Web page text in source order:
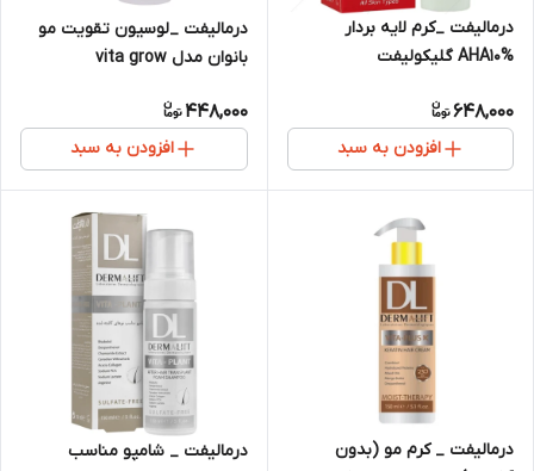
درمالیفت _کرم لایه بردار
AHA10% گلیکولیفت
648,000
افزودن به سبد
درمالیفت _لوسیون تقویت مو
بانوان مدل vita grow
448,000
افزودن به سبد
درمالیفت _ کرم مو (بدون
درمالیفت _ شامپو مناسب